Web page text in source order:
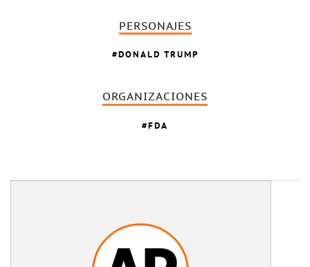
PERSONAJES
DONALD TRUMP
ORGANIZACIONES
FDA